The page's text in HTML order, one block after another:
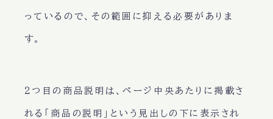
っているので、その範囲に抑える必要がありま
す。
2つ目の商品説明は、ページ中央あたりに掲載さ
れる 「商品の説明」 という見出しの下に表示され